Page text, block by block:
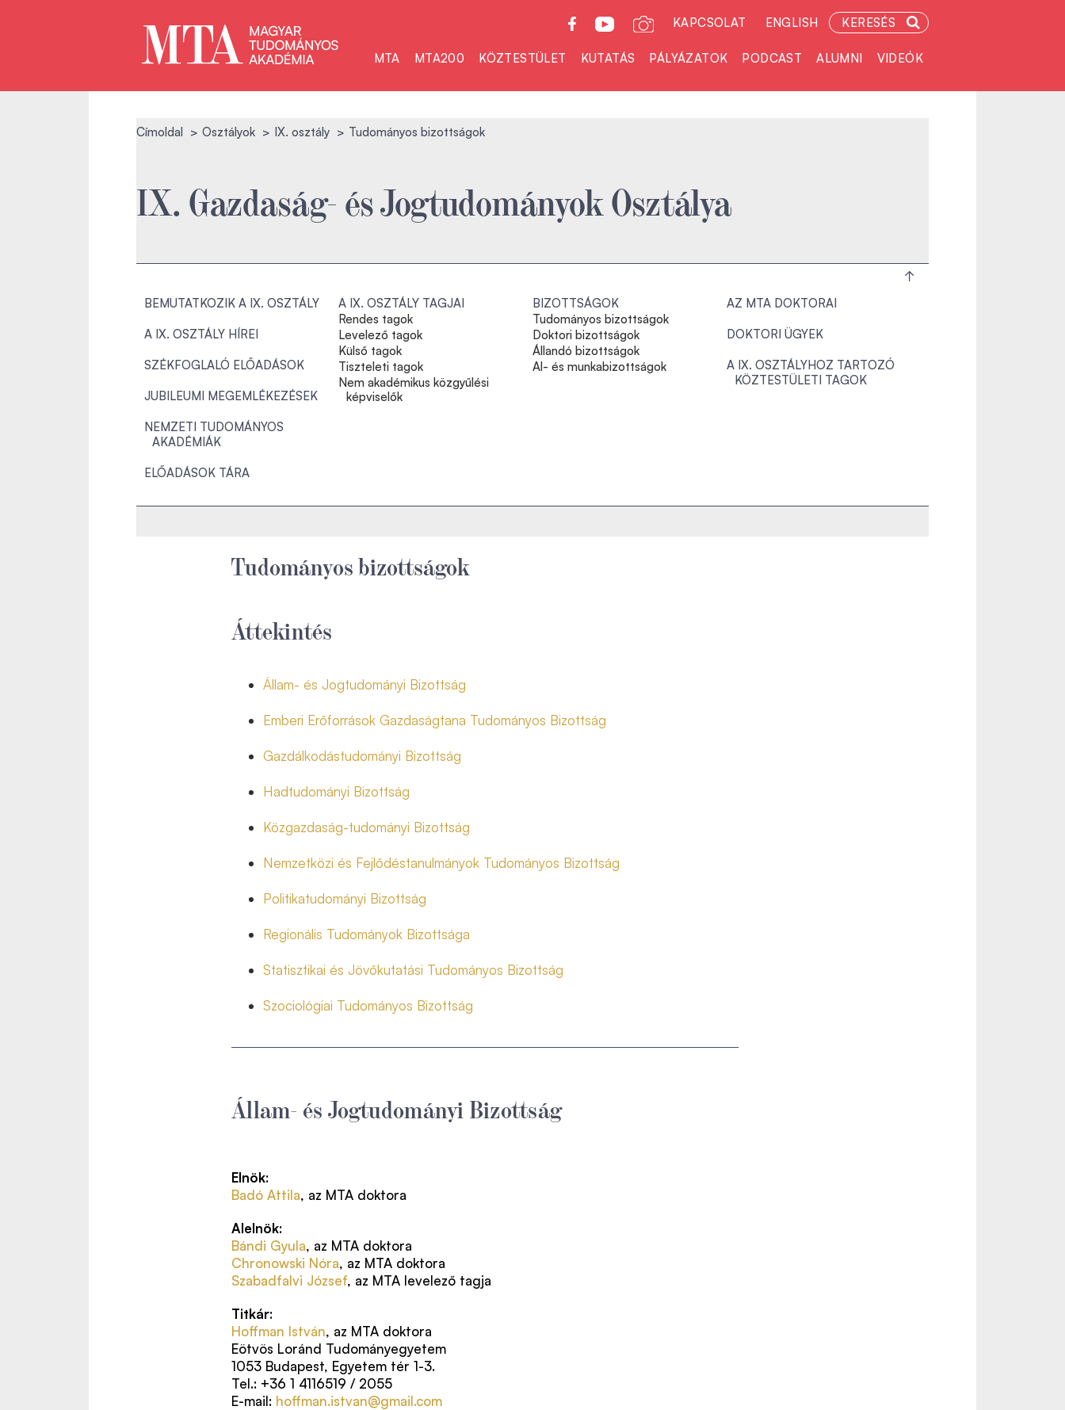
KAPCSOLAT ENGLISH KERESÉS
MTA MTA200 KÖZTESTÜLET KUTATÁS PÁLYÁZATOK PODCAST ALUMNI VIDEÓK
Címoldal Osztályok IX. osztály Tudományos bizottságok
IX. Gazdaság- és Jogtudományok Osztálya
BEMUTATKOZIK A IX. OSZTÁLY
A IX. OSZTÁLY HÍREI
SZÉKFOGLALÓ ELŐADÁSOK
JUBILEUMI MEGEMLÉKEZÉSEK
NEMZETI TUDOMÁNYOS
AKADÉMIÁK
ELŐADÁSOK TÁRA
A IX. OSZTÁLY TAGJAI
Rendes tagok
Levelező tagok
Külső tagok
Tiszteleti tagok
Nem akadémikus közgyűlési
képviselők
BIZOTTSÁGOK
Tudományos bizottságok
Doktori bizottságok
Állandó bizottságok
Al- és munkabizottságok
AZ MTA DOKTORAI
DOKTORI ÜGYEK
A IX. OSZTÁLYHOZ TARTOZÓ
KÖZTESTÜLETI TAGOK
Tudományos bizottságok
Áttekintés
Állam- és Jogtudományi Bizottság
Emberi Erőforrások Gazdaságtana Tudományos Bizottság
Gazdálkodástudományi Bizottság
Hadtudományi Bizottság
Közgazdaság-tudományi Bizottság
Nemzetközi és Fejlődéstanulmányok Tudományos Bizottság
Politikatudományi Bizottság
Regionális Tudományok Bizottsága
Statisztikai és Jövőkutatási Tudományos Bizottság
Szociológiai Tudományos Bizottság
Állam- és Jogtudományi Bizottság
Elnök:
Badó Attila, az MTA doktora
Alelnök:
Bándi Gyula, az MTA doktora
Chronowski Nóra, az MTA doktora
Szabadfalvi József, az MTA levelező tagja
Titkár:
Hoffman István, az MTA doktora
Eötvös Loránd Tudományegyetem
1053 Budapest, Egyetem tér 1-3.
Tel.: +36 1 4116519 / 2055
E-mail: hoffman.istvan@gmail.com